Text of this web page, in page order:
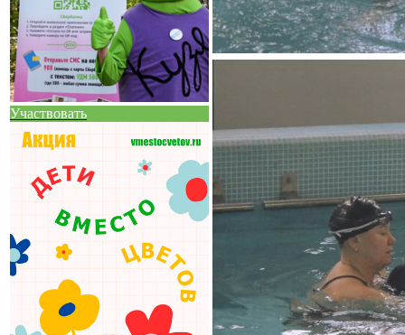
Участвовать